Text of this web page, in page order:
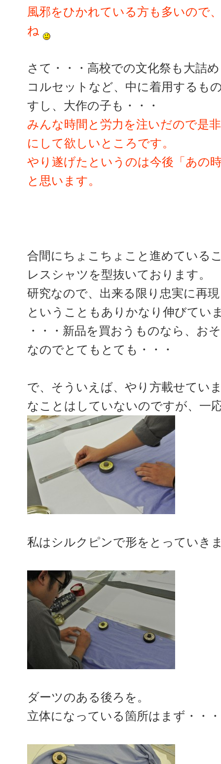
風邪をひかれている方も多いので
ね
さて・・・高校での文化祭も大詰
コルセットなど、中に着用するも
すし、大作の子も・・・
みんな時間と労力を注いだので是
にして欲しいところです。
やり遂げたというのは今後「あの
と思います。
合間にちょこちょこと進めている
レスシャツを型抜いております。
研究なので、出来る限り忠実に再
ということもありかなり伸びてい
・・・新品を買おうものなら、お
なのでとてもとても・・・
で、そういえば、やり方載せてい
なことはしていないのですが、一
私はシルクピンで形をとっていき
ダーツのある後ろを。
立体になっている箇所はまず・・・